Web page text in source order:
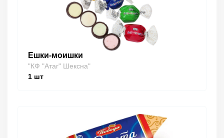
Ешки-моишки
"КФ "Атаг" Шексна"
1 шт